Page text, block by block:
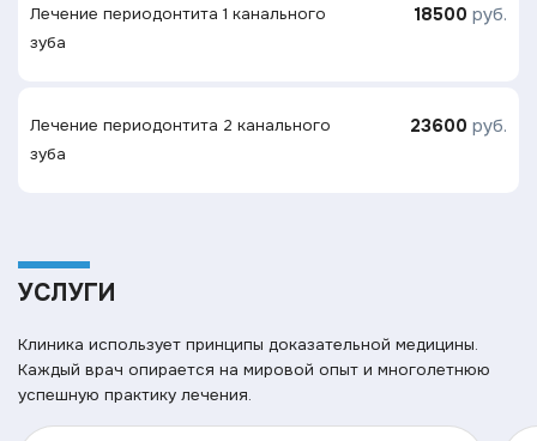
Лечение периодонтита 1 канального
зуба
18500 руб.
Лечение периодонтита 2 канального
зуба
23600 руб.
УСЛУГИ
Клиника использует принципы доказательной медицины.
Каждый врач опирается на мировой опыт и многолетнюю
успешную практику лечения.